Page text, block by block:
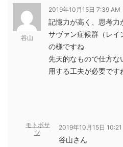
谷山
2019年10月15日 7:39 AM
記憶力が高く、思考力
サヴァン症候群（レイ
の様ですね
先天的なもので仕方な
用する工夫が必要です
モトボサ
ツ
2019年10月15日
谷山さん